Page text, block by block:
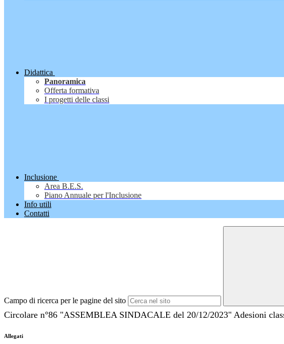
Didattica
Panoramica
Offerta formativa
I progetti delle classi
Inclusione
Area B.E.S.
Piano Annuale per l'Inclusione
Info utili
Contatti
Campo di ricerca per le pagine del sito
Circolare n°86 "ASSEMBLEA SINDACALE del 20/12/2023" Adesioni
Allegati